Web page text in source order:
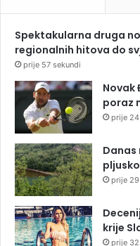
Spektakularna druga
regionalnih hitova do
prije 57 sekundi
Novak
poraz
prije
Danas
prije
krije
prije